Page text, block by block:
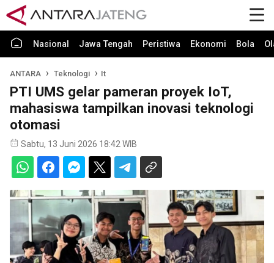
Nasional Jawa Tengah Peristiwa Ekonomi Bola
ANTARA Teknologi It
PTI UMS gelar pameran proyek IoT,
mahasiswa tampilkan inovasi teknologi
otomasi
Sabtu, 13 Juni 2026 18:42 WIB